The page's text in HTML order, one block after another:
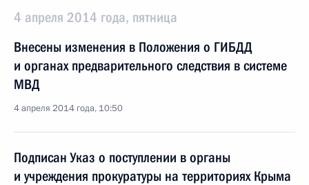
4 апреля 2014 года, пятница
Внесены изменения в Положения о ГИБДД
и органах предварительного следствия в системе
МВД
4 апреля 2014 года, 10:50
Подписан Указ о поступлении в органы
и учреждения прокуратуры на территориях Крыма